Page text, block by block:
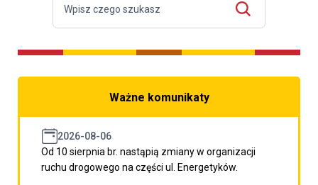
Ważne komunikaty
2026-08-06
Od 10 sierpnia br. nastąpią zmiany w organizacji
ruchu drogowego na części ul. Energetyków.